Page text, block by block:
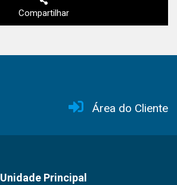
Compartilhar
Área do Cliente
Unidade Principal